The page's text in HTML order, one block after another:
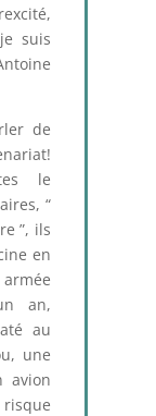
suis
de
le
“
”, ils
en
an,
au
une
avion